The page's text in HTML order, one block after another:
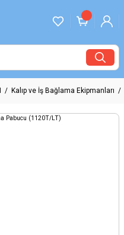
Kalıp ve İş Bağlama Ekipmanları